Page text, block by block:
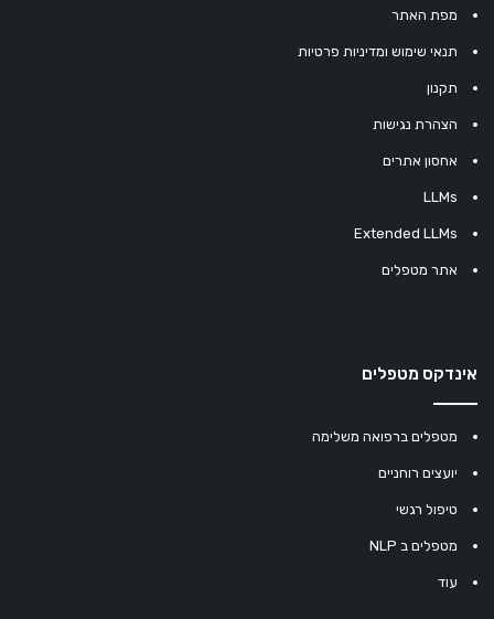
מפת האתר
תנאי שימוש ומדיניות פרטיות
תקנון
הצהרת נגישות
אחסון אתרים
LLMs
Extended LLMs
אתר מטפלים
אינדקס מטפלים
מטפלים ברפואה משלימה
יועצים רוחניים
טיפול רגשי
מטפלים ב NLP
עוד